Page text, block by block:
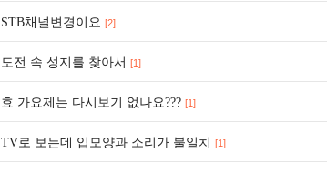
STB채널변경이요 [2]
도전 속 성지를 찾아서 [1]
효 가요제는 다시보기 없나요??? [1]
TV로 보는데 입모양과 소리가 불일치 [1]